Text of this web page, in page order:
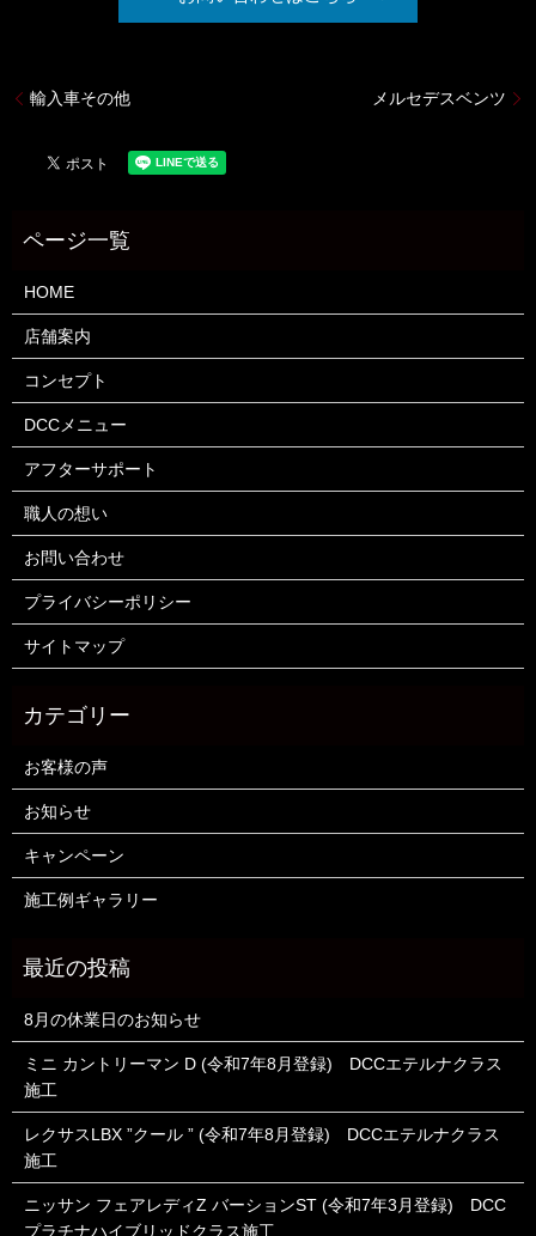
輸入車その他 メルセデスベンツ
HOME
店舗案内
コンセプト
DCCメニュー
アフターサポート
職人の想い
お問い合わせ
プライバシーポリシー
サイトマップ
お客様の声
お知らせ
キャンペーン
施工例ギャラリー
8月の休業日のお知らせ
ミニ カントリーマン D (令和7年8月登録) DCCエテルナクラス
施工
レクサスLBX ”クール ” (令和7年8月登録) DCCエテルナクラス
施工
ニッサン フェアレディZ バーションST (令和7年3月登録) DCC
プラチナハイブリッドクラス施工